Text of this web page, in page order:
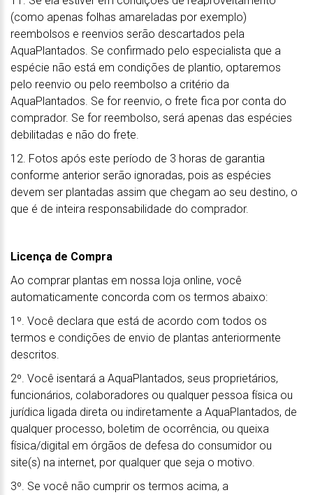
(como apenas folhas amareladas por exemplo)
reembolsos e reenvios serão descartados pela
AquaPlantados. Se confirmado pelo especialista que a
espécie não está em condições de plantio, optaremos
pelo reenvio ou pelo reembolso a critério da
AquaPlantados. Se for reenvio, o frete fica por conta do
comprador. Se for reembolso, será apenas das espécies
debilitadas e não do frete.
12. Fotos após este período de 3 horas de garantia
conforme anterior serão ignoradas, pois as espécies
devem ser plantadas assim que chegam ao seu destino, o
que é de inteira responsabilidade do comprador.
Licença de Compra
Ao comprar plantas em nossa loja online, você
automaticamente concorda com os termos abaixo:
1º. Você declara que está de acordo com todos os
termos e condições de envio de plantas anteriormente
descritos.
2º. Você isentará a AquaPlantados, seus proprietários,
funcionários, colaboradores ou qualquer pessoa física ou
jurídica ligada direta ou indiretamente a AquaPlantados, de
qualquer processo, boletim de ocorrência, ou queixa
física/digital em órgãos de defesa do consumidor ou
site(s) na internet, por qualquer que seja o motivo.
3º. Se você não cumprir os termos acima, a